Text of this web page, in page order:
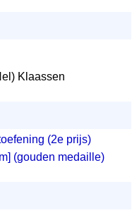
Klaassen
(2e prijs)
(gouden medaille)